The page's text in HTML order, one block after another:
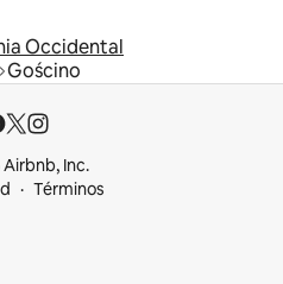
Occidental
Gościno
Inc.
Términos